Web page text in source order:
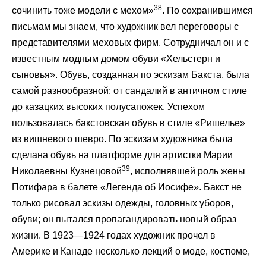
сочинить тоже модели с мехом»38. По сохранившимся
письмам мы знаем, что художник вел переговоры с
представителями меховых фирм. Сотрудничал он и с
известным модным домом обуви «Хельстерн и
сыновья». Обувь, созданная по эскизам Бакста, была
самой разнообразной: от сандалий в античном стиле
до казацких высоких полусапожек. Успехом
пользовалась бакстовская обувь в стиле «Ришелье»
из вишневого шевро. По эскизам художника была
сделана обувь на платформе для артистки Марии
Николаевны Кузнецовой39, исполнявшей роль жены
Потифара в балете «Легенда об Иосифе». Бакст не
только рисовал эскизы одежды, головных уборов,
обуви; он пытался пропагандировать новый образ
жизни. В 1923—1924 годах художник прочел в
Америке и Канаде несколько лекций о моде, костюме,